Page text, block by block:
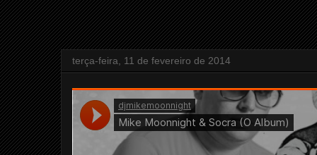
terça-feira, 11 de fevereiro de 2014